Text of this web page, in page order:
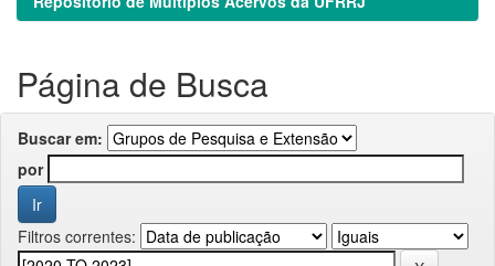
Página de Busca
Buscar em:
por
Filtros correntes: